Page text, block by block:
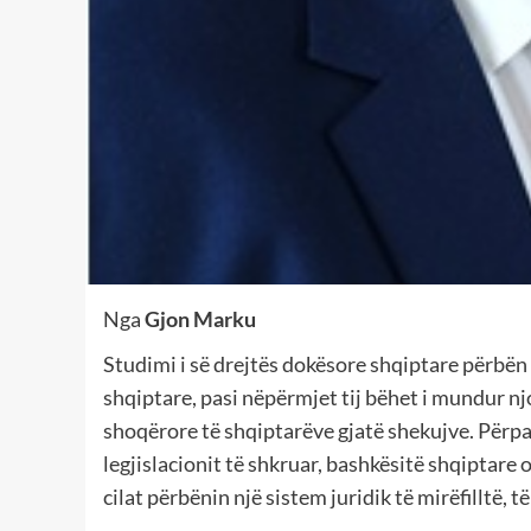
NgaGjon Marku
Studimi i së drejtës dokësore shqiptare
shqiptare, pasi nëpërmjet tij bëhet i mundur
shoqërore të shqiptarëve gjatë shekujve.
legjislacionit të shkruar, bashkësitë shqiptare
cilat përbënin një sistem juridik të mirëfilltë,